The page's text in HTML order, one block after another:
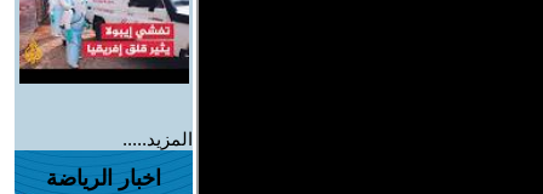
المزيد.....
اخبار الرياضة